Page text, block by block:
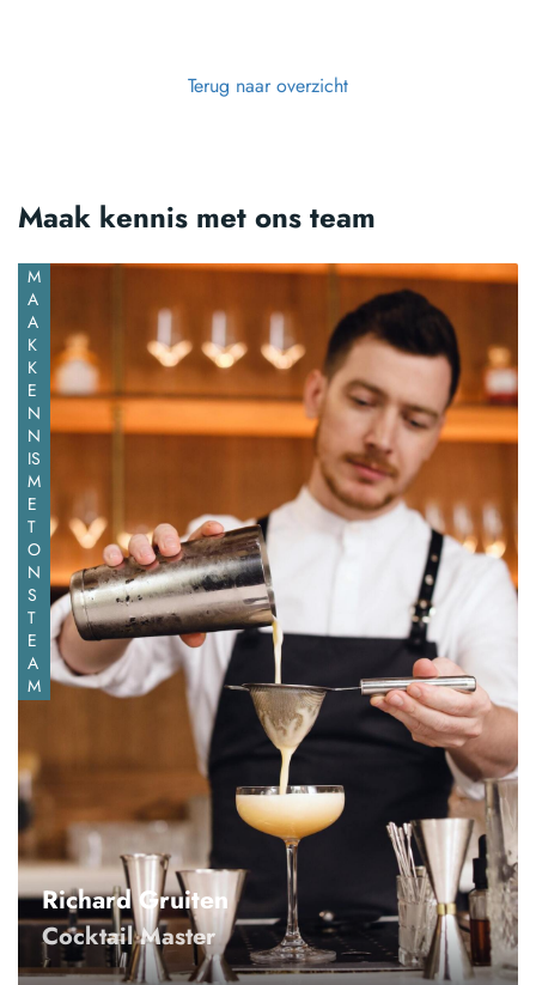
Terug naar overzicht
Maak kennis met ons team
M
A
A
K
K
E
N
N
IS
M
E
T
O
N
S
T
E
A
M
Richard Gruiten
Cocktail Master